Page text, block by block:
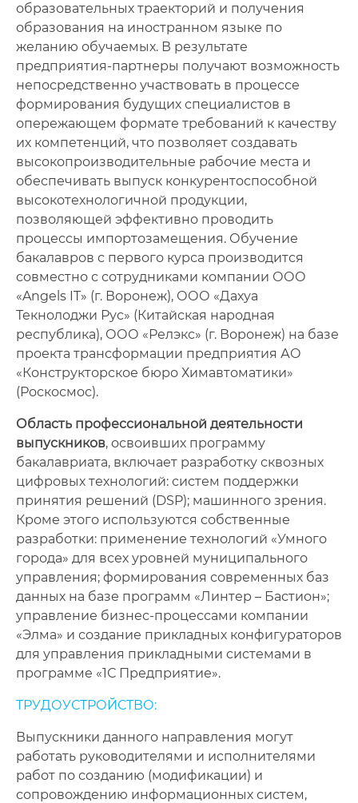
образовательных траекторий и получения
образования на иностранном языке по
желанию обучаемых. В результате
предприятия-партнеры получают возможность
непосредственно участвовать в процессе
формирования будущих специалистов в
опережающем формате требований к качеству
их компетенций, что позволяет создавать
высокопроизводительные рабочие места и
обеспечивать выпуск конкурентоспособной
высокотехнологичной продукции,
позволяющей эффективно проводить
процессы импортозамещения. Обучение
бакалавров с первого курса производится
совместно с сотрудниками компании ООО
«Angels IT» (г. Воронеж), ООО «Дахуа
Текнолоджи Рус» (Китайская народная
республика), ООО «Релэкс» (г. Воронеж) на базе
проекта трансформации предприятия АО
«Конструкторское бюро Химавтоматики»
(Роскосмос).
Область профессиональной деятельности
выпускников, освоивших программу
бакалавриата, включает разработку сквозных
цифровых технологий: систем поддержки
принятия решений (DSP); машинного зрения.
Кроме этого используются собственные
разработки: применение технологий «Умного
города» для всех уровней муниципального
управления; формирования современных баз
данных на базе программ «Линтер – Бастион»;
управление бизнес-процессами компании
«Элма» и создание прикладных конфигураторов
для управления прикладными системами в
программе «1С Предприятие».
ТРУДОУСТРОЙСТВО:
Выпускники данного направления могут
работать руководителями и исполнителями
работ по созданию (модификации) и
сопровождению информационных систем,